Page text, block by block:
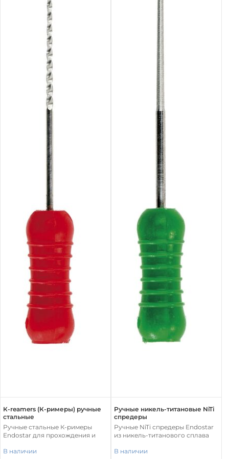
К-reamers (К-римеры) ручные
стальные
Ручные стальные К-римеры
Endostar для прохождения и
Изготовлены из
В наличии
Ручные никель-титановые NiTi
спредеры
Ручные NiTi спредеры Endostar
из никель-титанового сплава
гуттаперчевых штифтов.
В наличии